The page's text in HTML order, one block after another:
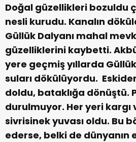
Doğal güzellikleri bozuldu
nesli kurudu. Kanalın
Güllük Dalyanı mahal
güzelliklerini kaybetti.
yere geçmiş yıllarda
suları dökülüyordu.
doldu, bataklığa dönüştü.
durulmuyor. Her yeri kargı
sivrisinek yuvası oldu. Bu
ederse, belki de dünyanın